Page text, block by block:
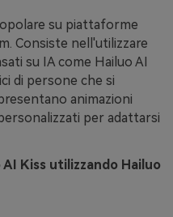
su piattaforme
Consiste nell'utilizzare
su IA come Hailuo AI
di persone che si
animazioni
per adattarsi
Kiss utilizzando Hailuo